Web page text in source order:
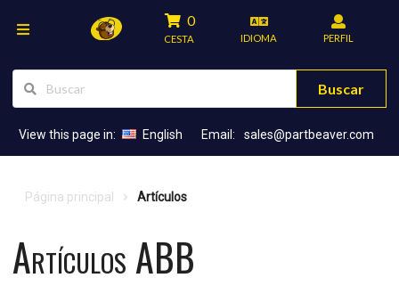
0
CESTA IDIOMA PERFIL
Buscar
View this page in: English Email: sales@partbeaver.com
Página principal Artículos
Artículos ABB